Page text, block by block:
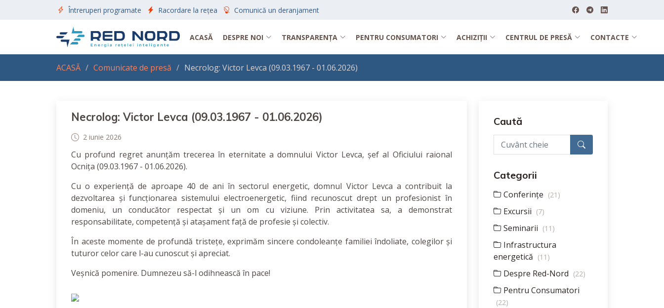
Întreruperi programate Racordare la rețea Comunică un deranjament
ACASĂ DESPRE NOI TRANSPARENȚA PENTRU CONSUMATORI ACHIZIȚII CENTRUL DE PRESĂ CONTACTE
ACASĂ Comunicate de presă Necrolog: Victor Levca (09.03.1967 - 01.06.2026)
Necrolog: Victor Levca (09.03.1967 - 01.06.2026)
2 iunie 2026
Cu profund regret anunțăm trecerea în eternitate a domnului Victor Levca, șef al Oficiului raional
Ocnița (09.03.1967 - 01.06.2026).
Cu o experiență de aproape 40 de ani în sectorul energetic, domnul Victor Levca a contribuit la
dezvoltarea și funcționarea sistemului electroenergetic, fiind recunoscut drept un profesionist în
domeniu, un conducător respectat și un om cu viziune. Prin activitatea sa, a demonstrat
responsabilitate, competență și atașament față de profesie și colectiv.
În aceste momente de profundă tristețe, exprimăm sincere condoleanțe familiei îndoliate, colegilor și
tuturor celor care l-au cunoscut și apreciat.
Veșnică pomenire. Dumnezeu să-l odihnească în pace!
Caută
Categorii
Conferințe (21)
Excursii (7)
Seminarii (11)
Infrastructura
energetică (11)
Despre Red-Nord (22)
Pentru Consumatori
(22)